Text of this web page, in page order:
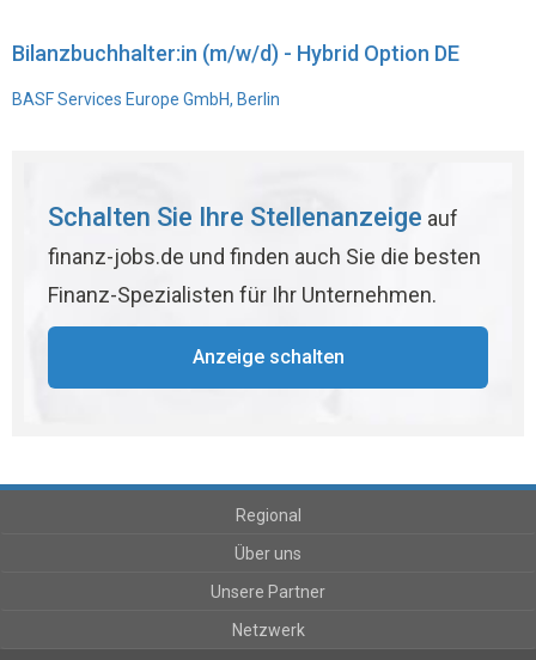
Bilanzbuchhalter:in (m/w/d) - Hybrid Option DE
BASF Services Europe GmbH, Berlin
Schalten Sie Ihre Stellenanzeige auf
finanz-jobs.de und finden auch Sie die besten
Finanz-Spezialisten für Ihr Unternehmen.
Anzeige schalten
Regional
Über uns
Unsere Partner
Netzwerk